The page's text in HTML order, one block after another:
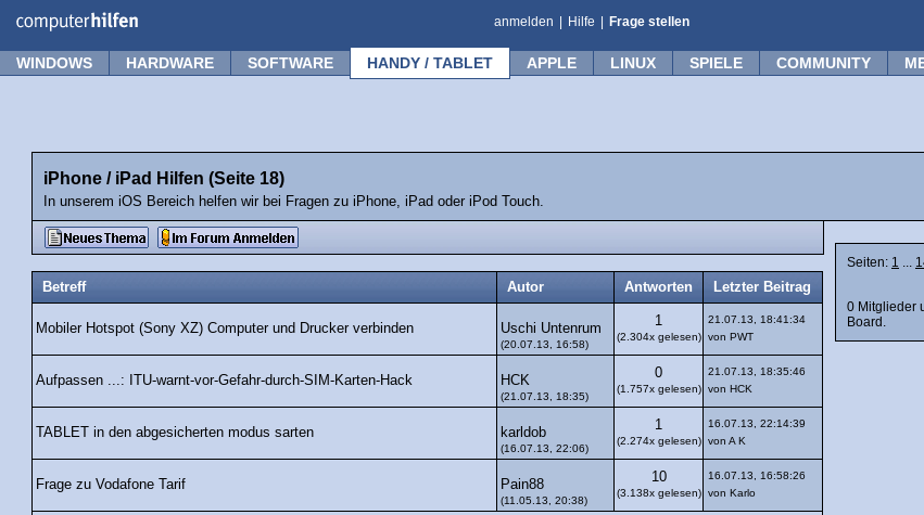
anmelden Hilfe Frage stellen
WINDOWS HARDWARE SOFTWARE HANDY / TABLET APPLE LINUX SPIELE COMMUNITY
iPhone / iPad Hilfen (Seite 18)
In unserem iOS Bereich helfen wir bei Fragen zu iPhone, iPad oder iPod Touch.
Betreff Autor Antworten Letzter Beitrag
Mobiler Hotspot (Sony XZ) Computer und Drucker verbinden Uschi Untenrum
(20.07.13, 16:58)
1
(2.304x gelesen)
21.07.13, 18:41:34
von PWT
Aufpassen ...: ITU-warnt-vor-Gefahr-durch-SIM-Karten-Hack HCK
(21.07.13, 18:35)
0
(1.757x gelesen)
21.07.13, 18:35:46
von HCK
TABLET in den abgesicherten modus sarten karldob
(16.07.13, 22:06)
1
(2.274x gelesen)
16.07.13, 22:14:39
von A K
Frage zu Vodafone Tarif Pain88
(11.05.13, 20:38)
10
(3.138x gelesen)
16.07.13, 16:58:26
von Karlo
Seiten: 1 ...
0 Mitglieder
Board.